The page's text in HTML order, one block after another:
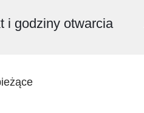
i godziny otwarcia